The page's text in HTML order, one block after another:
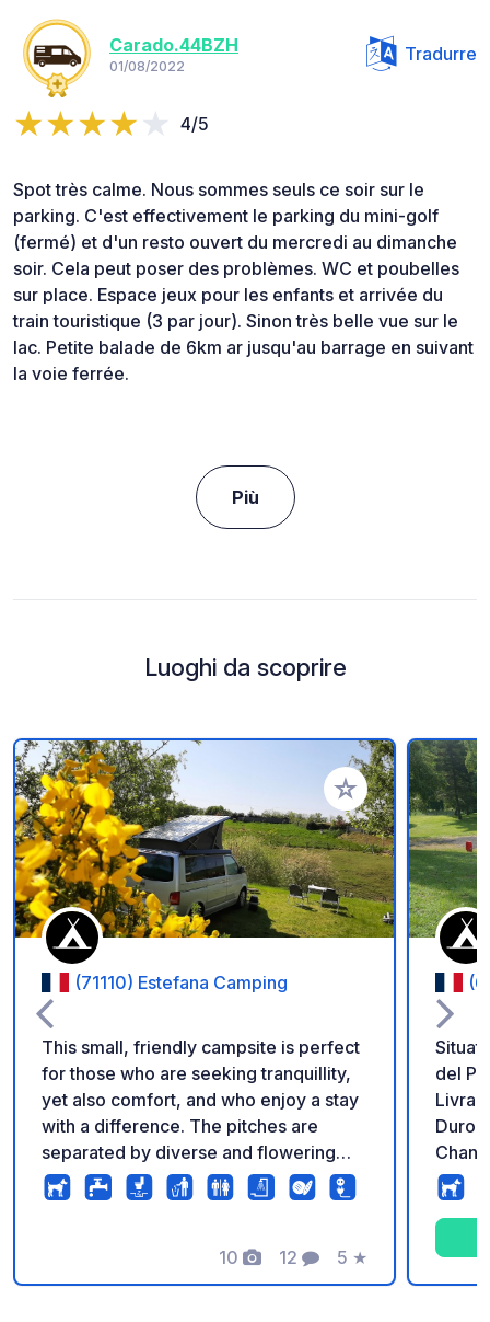
Carado.44BZH
01/08/2022
Tradurre
4/5
Spot très calme. Nous sommes seuls ce soir sur le
parking. C'est effectivement le parking du mini-golf
(fermé) et d'un resto ouvert du mercredi au dimanche
soir. Cela peut poser des problèmes. WC et poubelles
sur place. Espace jeux pour les enfants et arrivée du
train touristique (3 par jour). Sinon très belle vue sur le
lac. Petite balade de 6km ar jusqu'au barrage en suivant
la voie ferrée.
Più
Luoghi da scoprire
Aggiungi ai tuoi
(71110) Estefana Camping
This small, friendly campsite is perfect
for those who are seeking tranquillity,
yet also comfort, and who enjoy a stay
with a difference. The pitches are
separated by diverse and flowering
plants and overlook the sheep
meadow. The sanitary facilities are
and walk-in showers. There's a
covered area with picnic tables where
10
Foto
12
Commenti
5
Valutazione
★
del
per